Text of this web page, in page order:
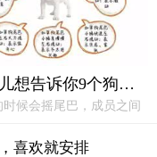
狗摇尾巴意味着它很喜欢你吗?这儿想告诉你9个狗尾巴的秘密
候会摇尾巴，成员之间
欢迎主人狩猎（觅食）
喜欢就安排